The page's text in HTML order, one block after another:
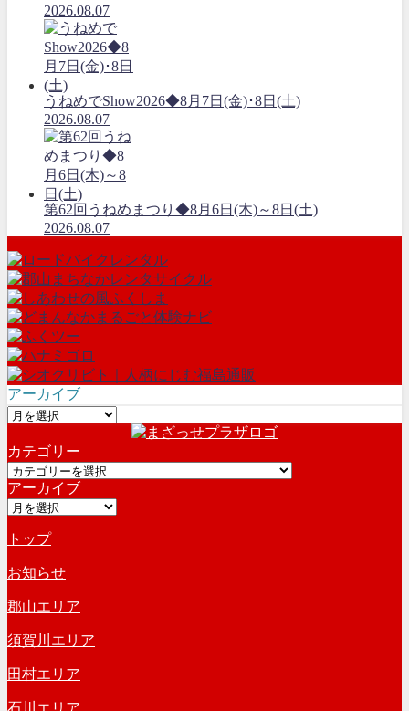
2026.08.07
うねめでShow2026◆8月7日(金)･8日(土)
2026.08.07
第62回うねめまつり◆8月6日(木)～8日(土)
2026.08.07
アーカイブ
ア
カ
イ
ブ
カテゴリー
カ
テ
ゴ
ー
アーカイブ
ア
カ
イ
ブ
トップ
お知らせ
郡山エリア
須賀川エリア
田村エリア
石川エリア